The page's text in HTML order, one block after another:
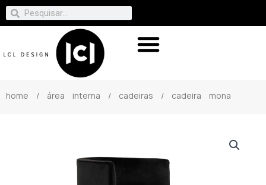
home / área interna / cadeiras / cadeira mona